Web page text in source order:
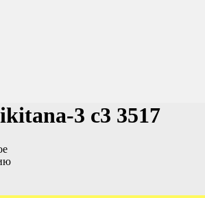
3 c3 3517